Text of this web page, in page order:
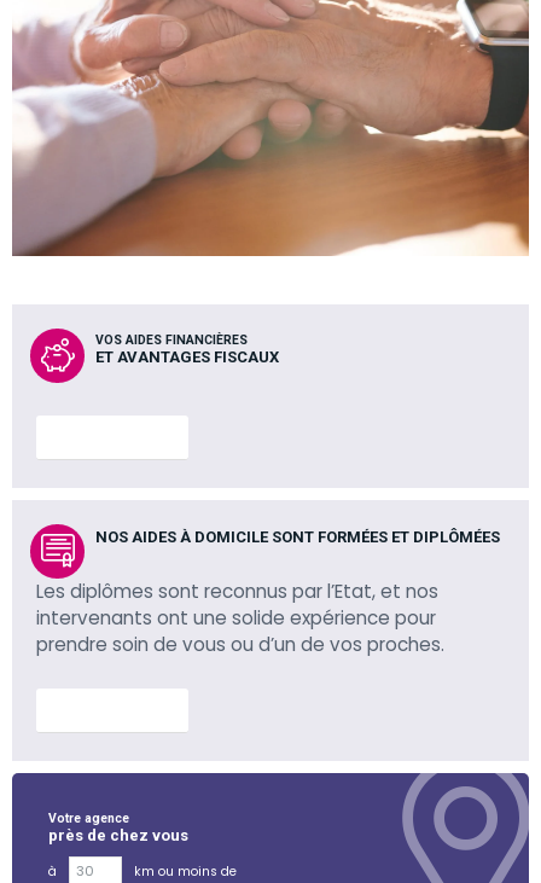
VOS AIDES FINANCIÈRES
ET AVANTAGES FISCAUX
NOS AIDES À DOMICILE SONT FORMÉES ET DIPLÔMÉES
Les diplômes sont reconnus par l’Etat, et nos
intervenants ont une solide expérience pour
prendre soin de vous ou d’un de vos proches.
Votre agence
près de chez vous
à
km ou moins de